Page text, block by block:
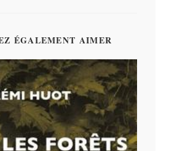
ÉGALEMENT AIMER